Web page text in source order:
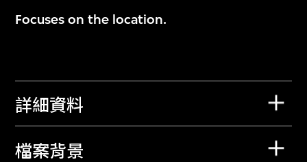
Focuses on the location.
詳細資料
檔案背景